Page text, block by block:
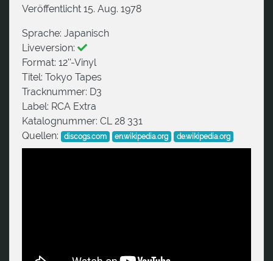
Veröffentlicht 15. Aug. 1978
Sprache: Japanisch
Liveversion:
Format: 12''-Vinyl
Titel: Tokyo Tapes
Tracknummer: D3
Label: RCA Extra
Katalognummer: CL 28 331
Quellen:
discogs.com en.wikipedia.org de.wikipedia.org